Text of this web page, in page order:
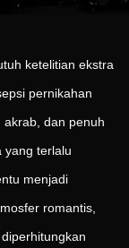
ketelitian ekstra
pernikahan
akrab, dan penuh
yang terlalu
menjadi
romantis,